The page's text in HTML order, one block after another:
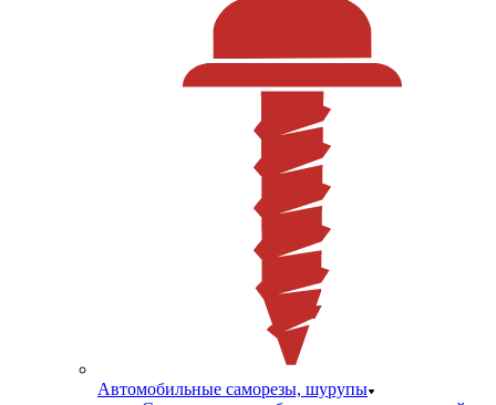
Автомобильные саморезы, шурупы